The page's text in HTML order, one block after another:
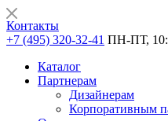
Контакты
+7 (495) 320-32-41 ПН-ПТ,
Каталог
Партнерам
Дизайнерам
Корпоративным